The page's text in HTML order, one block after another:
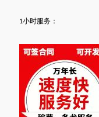
1小时服务：